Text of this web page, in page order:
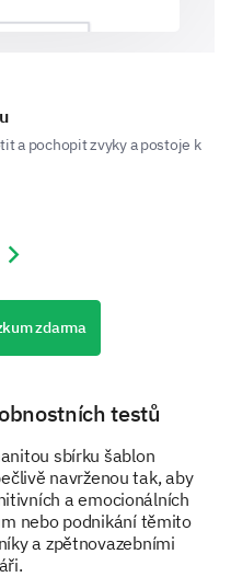
comments or
a pochopit zvyky a postoje k
slide
Next slide
zdarma
testů
sbírku šablon
navrženou tak, aby
a emocionálních
nebo podnikání těmito
a zpětnovazebními